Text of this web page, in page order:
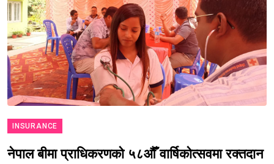
INSURANCE
नेपाल बीमा प्राधिकरणको ५८औँ वार्षिकोत्सवमा रक्तदान